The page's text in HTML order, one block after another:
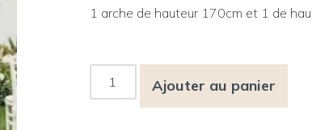
1 arche de hauteur 170cm et 1 de
Ajouter au panier